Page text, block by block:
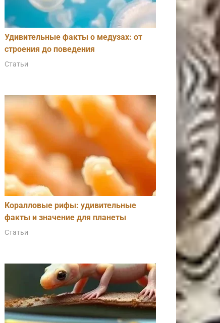
Удивительные факты о медузах: от
строения до поведения
Статьи
Коралловые рифы: удивительные
факты и значение для планеты
Статьи